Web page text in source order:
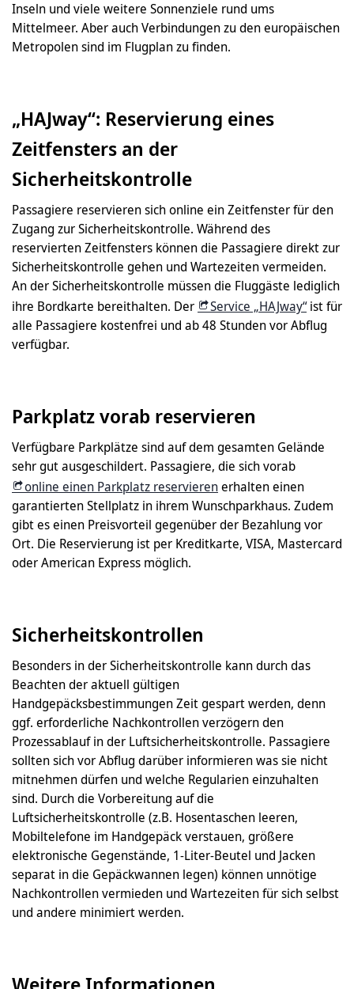
Inseln und viele weitere Sonnenziele rund ums
Mittelmeer. Aber auch Verbindungen zu den europäischen
Metropolen sind im Flugplan zu finden.
„HAJway“: Reservierung eines
Zeitfensters an der
Sicherheitskontrolle
Passagiere reservieren sich online ein Zeitfenster für den
Zugang zur Sicherheitskontrolle. Während des
reservierten Zeitfensters können die Passagiere direkt zur
Sicherheitskontrolle gehen und Wartezeiten vermeiden.
An der Sicherheitskontrolle müssen die Fluggäste lediglich
ihre Bordkarte bereithalten. Der
Service „HAJway“ist für
alle Passagiere kostenfrei und ab 48 Stunden vor Abflug
verfügbar.
Parkplatz vorab reservieren
Verfügbare Parkplätze sind auf dem gesamten Gelände
sehr gut ausgeschildert. Passagiere, die sich vorab
online einen Parkplatz reservierenerhalten einen
garantierten Stellplatz in ihrem Wunschparkhaus. Zudem
gibt es einen Preisvorteil gegenüber der Bezahlung vor
Ort. Die Reservierung ist per Kreditkarte, VISA, Mastercard
oder American Express möglich.
Sicherheitskontrollen
Besonders in der Sicherheitskontrolle kann durch das
Beachten der aktuell gültigen
Handgepäcksbestimmungen Zeit gespart werden, denn
ggf. erforderliche Nachkontrollen verzögern den
Prozessablauf in der Luftsicherheitskontrolle. Passagiere
sollten sich vor Abflug darüber informieren was sie nicht
mitnehmen dürfen und welche Regularien einzuhalten
sind. Durch die Vorbereitung auf die
Luftsicherheitskontrolle (z.B. Hosentaschen leeren,
Mobiltelefone im Handgepäck verstauen, größere
elektronische Gegenstände, 1-Liter-Beutel und Jacken
separat in die Gepäckwannen legen) können unnötige
Nachkontrollen vermieden und Wartezeiten für sich selbst
und andere minimiert werden.
Weitere Informationen